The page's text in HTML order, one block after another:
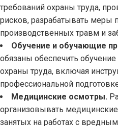
требований охраны труда,
рисков, разрабатывать меры
производственных травм и
Обучение и обучающие
обязаны обеспечить
охраны труда, включая
профессиональной
Медицинские осмотры.
организовывать
занятых на работах с